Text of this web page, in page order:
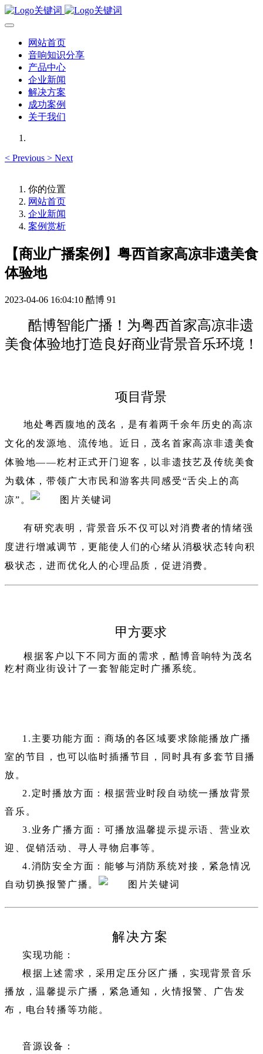
网站首页
音响知识分享
产品中心
企业新闻
解决方案
成功案例
关于我们
< Previous > Next
你的位置
网站首页
企业新闻
案例赏析
【商业广播案例】粤西首家高凉非遗美食
体验地
2023-04-06 16:04:10 酷博 91
酷博智能广播！为粤西首家高凉非遗
美食体验地打造良好商业背景音乐环境！
项目背景
地处粤西腹地的茂名，是有着两千余年历史的高凉
文化的发源地、流传地。近日，茂名首家高凉非遗美食
体验地——籺村正式开门迎客，以非遗技艺及传统美食
为载体，带领广大市民和游客共同感受“舌尖上的高
凉”。
有研究表明，背景音乐不仅可以对消费者的情绪强
度进行增减调节，更能使人们的心绪从消极状态转向积
极状态，进而优化人的心理品质，促进消费。
甲方要求
根据客户以下不同方面的需求，酷博音响特为茂名
籺村商业街设计了一套智能定时广播系统。
1.主要功能方面：商场的各区域要求除能播放广播
室的节目，也可以临时插播节目，同时具有多套节目播
放。
2.定时播放方面：根据营业时段自动统一播放背景
音乐。
3.业务广播方面：可播放温馨提示提示语、营业欢
迎、促销活动、寻人寻物启事等。
4.消防安全方面：能够与消防系统对接，紧急情况
自动切换报警广播。
解决方案
实现功能：
根据上述需求，采用定压分区广播，实现背景音乐
播放，温馨提示广播，紧急通知，火情报警、广告发
布，电台转播等功能。
音源设备：